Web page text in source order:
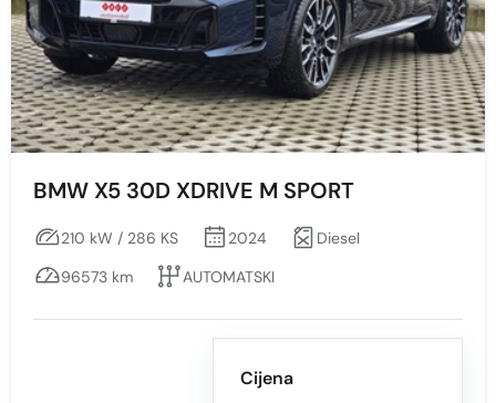
BMW X5 30D XDRIVE M SPORT
210 kW / 286 KS 2024
Diesel
96573 km
AUTOMATSKI
Cijena